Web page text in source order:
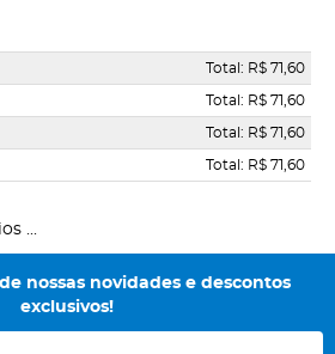
Total: R$ 71,60
Total: R$ 71,60
Total: R$ 71,60
Total: R$ 71,60
...
nossas novidades e descontos
exclusivos!